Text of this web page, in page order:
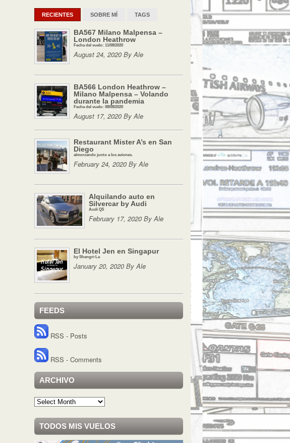
RECIENTES SOBRE MÍ TAGS
BA567 Milano Malpensa –
London Heathrow
Fecha del vuelo: 11/08/2020
August 24, 2020 By Ale
BA566 London Heathrow –
Milano Malpensa – Volando
durante la pandemia
Fecha del vuelo: 08/08/2020
August 17, 2020 By Ale
Restaurant Mister A’s en San
Diego
almorzando junto a los aviones.
February 24, 2020 By Ale
Alquilando auto en
Silvercar by Audi
Audi Q5
February 17, 2020 By Ale
El Hotel Jen en Singapur
by Shangri-La
January 20, 2020 By Ale
FEEDS
RSS - Posts
RSS - Comments
ARCHIVO
Archivo
TODOS MIS VUELOS